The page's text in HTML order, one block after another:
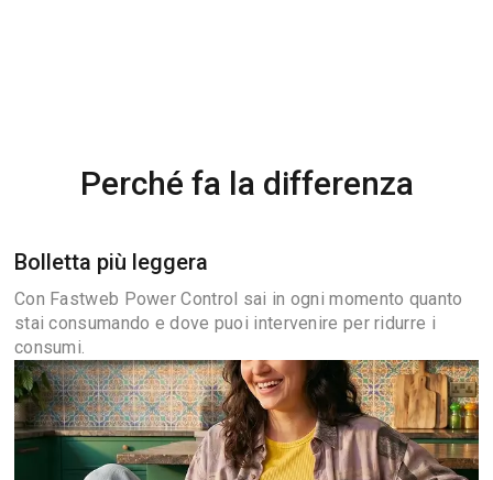
Perché fa la differenza
Bolletta più leggera
Con Fastweb Power Control sai in ogni momento quanto
stai consumando e dove puoi intervenire per ridurre i
consumi.